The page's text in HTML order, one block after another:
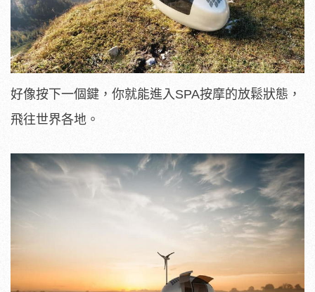
好像按下一個鍵，你就能進入SPA按摩的放鬆狀態，
飛往世界各地。